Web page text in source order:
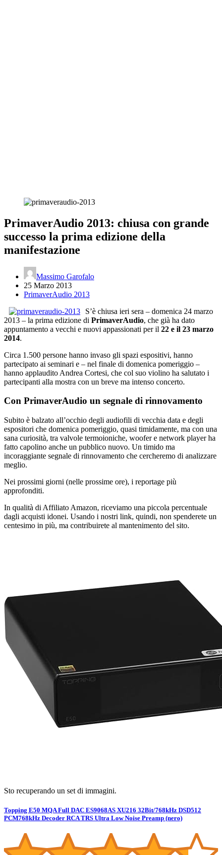
PrimaverAudio 2013: chiusa con grande
successo la prima edizione della
manifestazione
Massimo Garofalo
25 Marzo 2013
PrimaverAudio 2013
S’è chiusa ieri sera – domenica 24 marzo
2013 – la prima edizione di PrimaverAudio, che già ha dato
appuntamento a vecchi e nuovi appassionati per il 22 e il 23 marzo
2014.
Circa 1.500 persone hanno invaso gli spazi espositivi, hanno
partecipato ai seminari e – nel finale di domenica pomeriggio –
hanno applaudito Andrea Cortesi, che col suo violino ha salutato i
partecipanti alla mostra con un breve ma intenso concerto.
Con PrimaverAudio un segnale di rinnovamento
Subito è balzato all’occhio degli audiofili di vecchia data e degli
espositori che domenica pomeriggio, quasi timidamente, ma con una
sana curiosità, tra valvole termoioniche, woofer e network player ha
fatto capolino anche un pubblico nuovo. Un timido ma
incoraggiante segnale di rinnovamento che cercheremo di analizzare
meglio.
Nei prossimi giorni (nelle prossime ore), i reportage più
approfonditi.
In qualità di Affiliato Amazon, riceviamo una piccola percentuale
dagli acquisti idonei. Usando i nostri link, quindi, non spenderete un
centesimo in più, ma contribuirete al mantenimento del sito.
Sto recuperando un set di immagini.
Topping E50 MQA Full DAC ES9068AS XU216 32Bit/768kHz DSD512
PCM768kHz Decoder RCA TRS Ultra Low Noise Preamp (nero)